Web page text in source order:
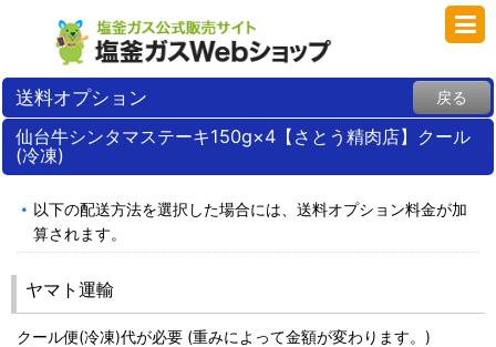
送料オプション 戻る
仙台牛シンタマステーキ150g×4【さとう精肉店】クール
(冷凍)
以下の配送方法を選択した場合には、送料オプション料金が加
算されます。
ヤマト運輸
クール便(冷凍)代が必要 (重みによって金額が変わります。)